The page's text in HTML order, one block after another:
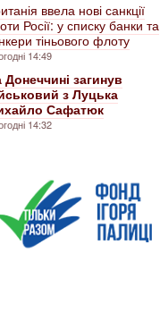
ввела нові санкції
Росії: у списку банки та
тіньового флоту
14:49
Донеччині загинув
з Луцька
Сафатюк
14:32